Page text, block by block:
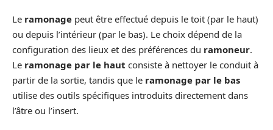
Le ramonage peut être effectué depuis le toit (par le haut)
ou depuis l’intérieur (par le bas). Le choix dépend de la
configuration des lieux et des préférences du ramoneur.
Le ramonage par le haut consiste à nettoyer le conduit à
partir de la sortie, tandis que le ramonage par le bas
utilise des outils spécifiques introduits directement dans
l’âtre ou l’insert.